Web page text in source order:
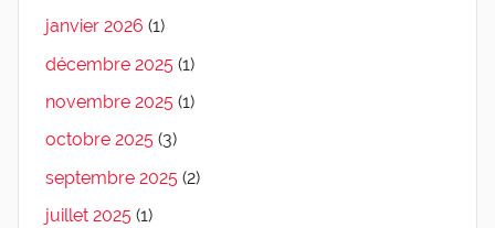
janvier 2026 (1)
décembre 2025 (1)
novembre 2025 (1)
octobre 2025 (3)
septembre 2025 (2)
juillet 2025 (1)